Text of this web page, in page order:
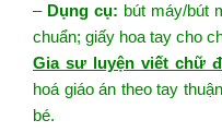
– Dụng cụ: bút máy/bút
chuẩn; giấy hoa tay cho
Gia sư luyện viết chữ
hoá giáo án theo tay
bé.